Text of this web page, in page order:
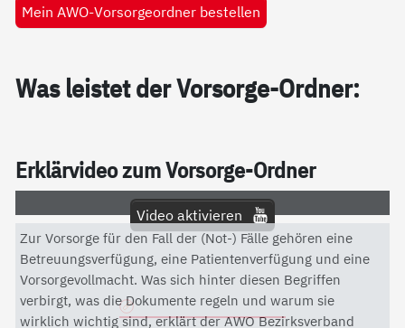
Mein AWO-Vorsorgeordner bestellen
Was leis­tet der Vor­sor­ge-Ord­ner:
Er­klär­vi­deo zum Vor­sor­ge-Ord­ner
Video aktivieren
Mit dem Aktivieren des Videos akzeptieren Sie die
Datenschutzerklärung von YouTube.
Datenschutzerklärung
Zur Vorsorge für den Fall der (Not-) Fälle gehören eine
Betreuungsverfügung, eine Patientenverfügung und eine
Vorsorgevollmacht. Was sich hinter diesen Begriffen
verbirgt, was die Dokumente regeln und warum sie
wirklich wichtig sind, erklärt der AWO Bezirksverband